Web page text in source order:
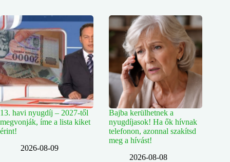
13. havi nyugdíj – 2027-től
megvonják, íme a lista kiket
érint!
2026-08-09
Bajba kerülhetnek a
nyugdíjasok! Ha ők hívnak
telefonon, azonnal szakítsd
meg a hívást!
2026-08-08